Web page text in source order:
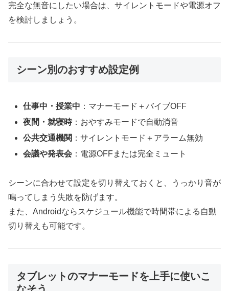
完全な無音にしたい場合は、サイレントモードや電源オフ
を検討しましょう。
シーン別のおすすめ設定例
仕事中・授業中 ：マナーモード＋バイブOFF
夜間・就寝時：おやすみモードで自動消音
公共交通機関 ：サイレントモード＋アラーム無効
会議や発表会 ：電源OFFまたは完全ミュート
シーンに合わせて設定を切り替えておくと、うっかり音が
鳴ってしまう失敗を防げます。
また、Androidならスケジュール機能で時間帯による自動
切り替えも可能です。
タブレットのマナーモードを上手に使いこ